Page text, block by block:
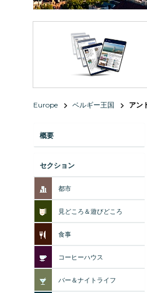
Europe ベルギー王国 アン
概要
セクション
都市
見どころ＆遊びどころ
食事
コーヒーハウス
バー＆ナイトライフ